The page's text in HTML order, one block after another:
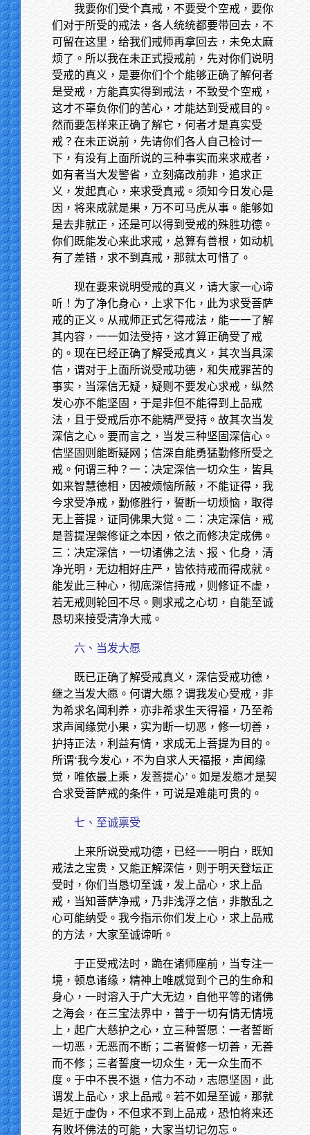
我要你们受个真戒，不要受个空戒，要你
们对于所受的戒法，各人统统都要带回去，不
可留在这里，给我们戒师再拿回去，未免太麻
烦了。所以我在未正式授戒前，先对你们说明
受戒的真义，是要你们个个能够正确了解何者
是受戒，方能真实得到戒法，不致受个空戒，
这才不辜负你们的苦心，才能达到受戒目的。
然而要怎样来正确了解它，何者才是真实受
戒？在未正说前，先请你们各人自己检讨一
下，有没有上面所说的三种事实而来求戒者，
如有者当大发警省，立刻痛改前非，追求正
义，发起真心，来求受真戒。须知今日发心是
因，将来成就是果，万不可马虎从事。能够如
是去非就正，还是可以得到受戒的殊胜功德。
你们既能发心来此求戒，总算有善根，如动机
有了差错，求不到真戒，那就太可惜了。
现在要来说明受戒的真义，请大家一心谛
听！为了净化身心，上求下化，此为求受菩萨
戒的正义。从戒师正式乞得戒法，能一一了解
其内容，一一如法受持，这才算正确受了戒
的。现在已经正确了解受戒真义，其次当具深
信，谓对于上面所说受戒功德，和失戒罪苦的
事实，当深信无疑，疑则不要发心求戒，纵然
发心亦不能坚固，于是非但不能得到上品戒
法，且于受戒后亦不能精严受持。故其次当发
深信之心。要而言之，当发三种坚固深信心。
信坚固则能断疑网；信深自能勇猛勤修所受之
戒。何谓三种？一：决定深信一切众生，皆具
如来智慧德相，因被烦恼所蔽，不能证得，我
今求受净戒，勤修胜行，誓断一切烦恼，取得
无上菩提，证同佛果大觉。二：决定深信，戒
是菩提涅槃修证之本因，依之而修决定成佛。
三：决定深信，一切诸佛之法、报、化身，清
净光明，无边相好庄严，皆依持戒而得成就。
能发此三种心，彻底深信持戒，则修证不虚，
若无戒则轮回不尽。则求戒之心切，自能至诚
恳切来接受清净大戒。
六、当发大愿
既已正确了解受戒真义，深信受戒功德，
继之当发大愿。何谓大愿？谓我发心受戒，非
为希求名闻利养，亦非希求生天得福，乃至希
求声闻缘觉小果，实为断一切恶，修一切善，
护持正法，利益有情，求成无上菩提为目的。
所谓‘我今发心，不为自求人天福报，声闻缘
觉，唯依最上乘，发菩提心’。如是发愿才是契
合求受菩萨戒的条件，可说是难能可贵的。
七、至诚禀受
上来所说受戒功德，已经一一明白，既知
戒法之宝贵，又能正解深信，则于明天登坛正
受时，你们当恳切至诚，发上品心，求上品
戒，当知菩萨净戒，乃非浅浮之信，非散乱之
心可能纳受。我今指示你们发上心，求上品戒
的方法，大家至诚谛听。
于正受戒法时，跪在诸师座前，当专注一
境，顿息诸缘，精神上唯感觉到个己的生命和
身心，一时溶入于广大无边，自他平等的诸佛
之海会，在三宝法界中，普于一切有情无情境
上，起广大慈护之心，立三种誓愿：一者誓断
一切恶，无恶而不断；二者誓修一切善，无善
而不修；三者誓度一切众生，无一众生而不
度。于中不畏不退，信力不动，志愿坚固，此
谓发上品心，求上品戒。若不如是至诚，那就
是近于虚伪，不但求不到上品戒，恐怕将来还
有败坏佛法的可能，大家当切记勿忘。